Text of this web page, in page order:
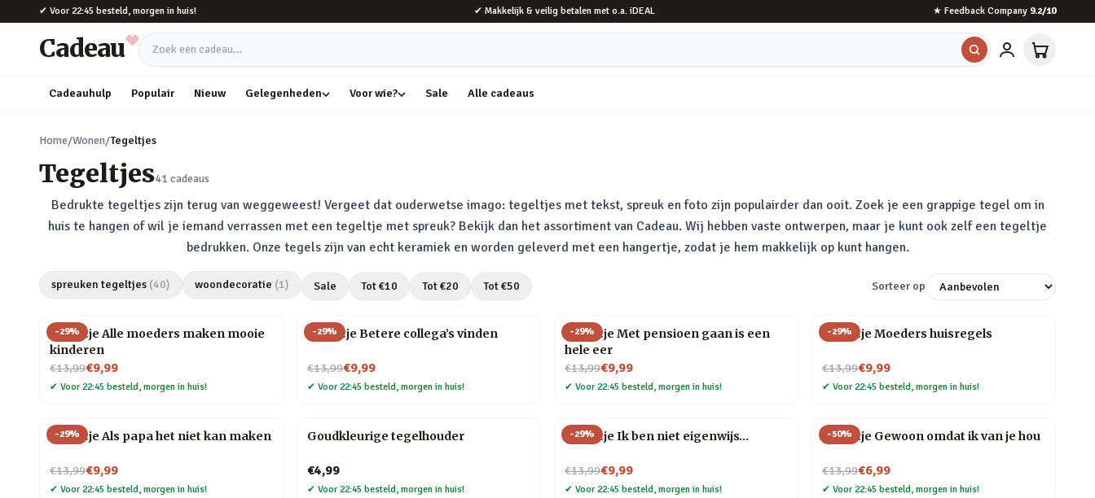
Naar hoofdinhoud
✔ Voor 22:45 besteld, morgen in huis! ✔ Makkelijk & veilig betalen met o.a. iDEAL ★ Feedback Company 9.2/10
Cadeau Zoek een cadeau
Cadeauhulp Populair Nieuw Gelegenheden Voor wie? Sale Alle cadeaus
Home/Wonen/Tegeltjes
Tegeltjes41 cadeaus
Bedrukte tegeltjes zijn terug van weggeweest! Vergeet dat ouderwetse imago: tegeltjes met tekst, spreuk en foto zijn populairder dan ooit. Zoek je een grappige tegel om in
huis te hangen of wil je iemand verrassen met een tegeltje met spreuk? Bekijk dan het assortiment van Cadeau. Wij hebben vaste ontwerpen, maar je kunt ook zelf een tegeltje
bedrukken. Onze tegels zijn van echt keramiek en worden geleverd met een hangertje, zodat je hem makkelijk op kunt hangen.
spreuken tegeltjes (40) woondecoratie (1) Sale Tot €10 Tot €20 Tot €50 Sorteer op
-29%
Tegeltje Alle moeders maken mooie
kinderen
€13,99
Nu voor€9,99
✔ Voor 22:45 besteld, morgen in huis!
-29%
Tegeltje Betere collega’s vinden
€13,99
Nu voor€9,99
✔ Voor 22:45 besteld, morgen in huis!
-29%
Tegeltje Met pensioen gaan is een
hele eer
€13,99
Nu voor€9,99
✔ Voor 22:45 besteld, morgen in huis!
-29%
Tegeltje Moeders huisregels
€13,99
Nu voor€9,99
✔ Voor 22:45 besteld, morgen in huis!
-29%
Tegeltje Als papa het niet kan maken
€13,99
Nu voor€9,99
✔ Voor 22:45 besteld, morgen in huis!
Goudkleurige tegelhouder
€4,99
✔ Voor 22:45 besteld, morgen in huis!
-29%
Tegeltje Ik ben niet eigenwijs…
€13,99
Nu voor€9,99
✔ Voor 22:45 besteld, morgen in huis!
-50%
Tegeltje Gewoon omdat ik van je hou
€13,99
Nu voor€6,99
✔ Voor 22:45 besteld, morgen in huis!